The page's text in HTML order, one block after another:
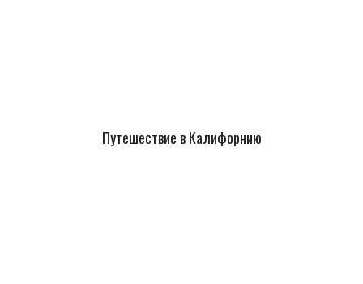
Путешествие в Калифорнию